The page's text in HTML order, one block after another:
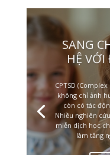
SANG
HỆ
CPTSD
không chỉ ảnh
còn có tác
Nhiều nghiên
miễn dịch học
làm tăng